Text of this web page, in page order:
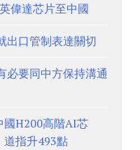
偉達芯片至中國
出口管制表達關切
必要同中方保持溝通
國H200高階AI芯
指升493點